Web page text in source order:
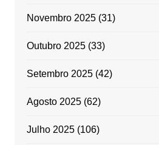
Novembro 2025(31)
Outubro 2025(33)
Setembro 2025(42)
Agosto 2025(62)
Julho 2025(106)